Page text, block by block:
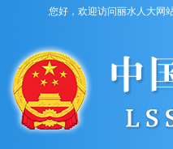
您好，欢迎访问丽水人大网